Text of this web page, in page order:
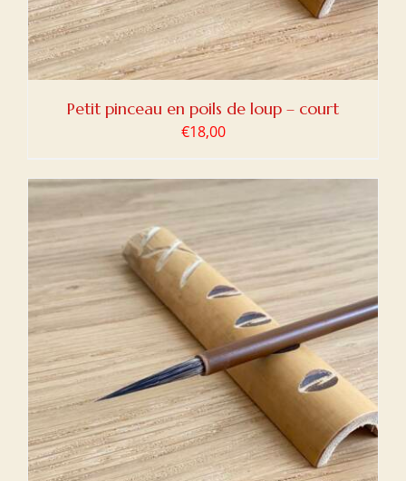
Petit pinceau en poils de loup – court
€18,00